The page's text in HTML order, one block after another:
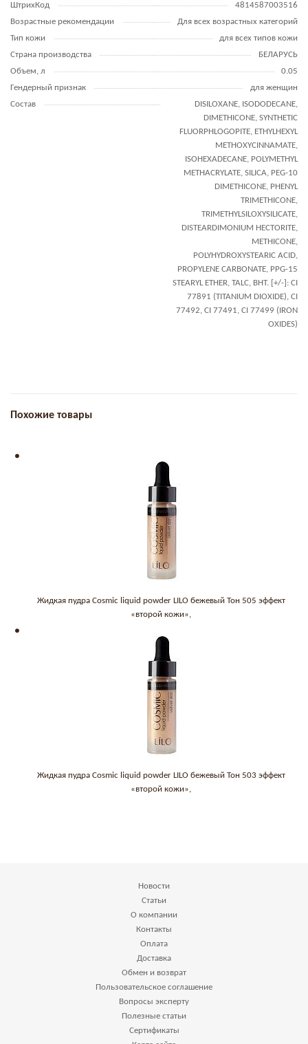
ШтрихКод
4814587003516
Возрастные рекомендации
Для всех возрастных категорий
Тип кожи
для всех типов кожи
Страна производства
БЕЛАРУСЬ
Объем, л
0.05
Гендерный признак
для женщин
Состав
DISILOXANE, ISODODECANE,
DIMETHICONE, SYNTHETIC
FLUORPHLOGOPITE, ETHYLHEXYL
METHOXYCINNAMATE,
ISOHEXADECANE, POLYMETHYL
METHACRYLATE, SILICA, PEG-10
DIMETHICONE, PHENYL
TRIMETHICONE,
TRIMETHYLSILOXYSILICATE,
DISTEARDIMONIUM HECTORITE,
METHICONE,
POLYHYDROXYSTEARIC ACID,
PROPYLENE CARBONATE, PPG-15
STEARYL ETHER, TALC, BHT. [+/-]: CI
77891 (TITANIUM DIOXIDE), CI
77492, CI 77491, CI 77499 (IRON
OXIDES)
Похожие товары
Жидкая пудра Cosmic liquid powder LILO бежевый Тон 505 эффект
«второй кожи»,
Жидкая пудра Cosmic liquid powder LILO бежевый Тон 503 эффект
«второй кожи»,
Новости
Статьи
О компании
Контакты
Оплата
Доставка
Обмен и возврат
Пользовательское соглашение
Вопросы эксперту
Полезные статьи
Сертификаты